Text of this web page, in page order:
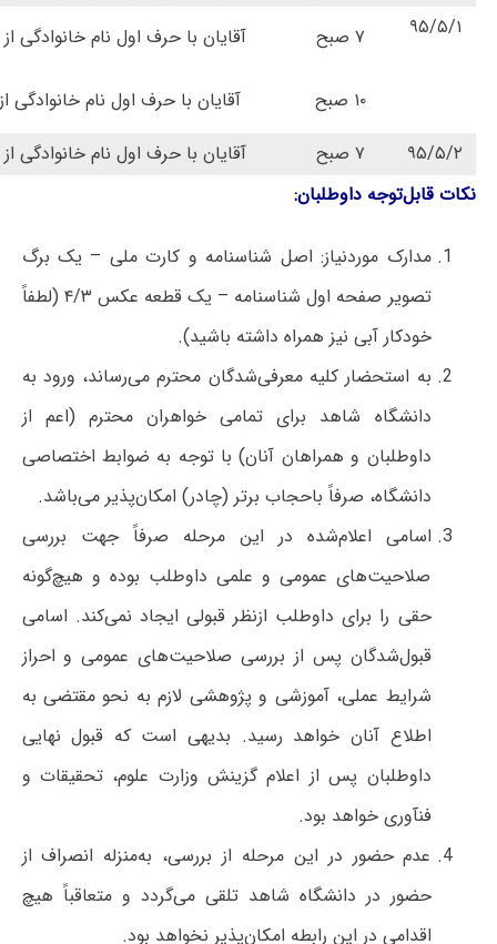
۹۵/۵/۱
۷ صبح آقایان با حرف اول نام خانوادگی
۱۰ صبح
آقایان با حرف اول نام خانوادگی
۹۵/۵/۲
۷ صبح
آقایان با حرف اول نام خانوادگی
نکات قابل‌توجه داوطلبان:
مدارک موردنیاز: اصل شناسنامه و کارت ملی – یک برگ
تصویر صفحه اول شناسنامه – یک قطعه عکس ۴/۳ (لطفاً
خودکار آبی نیز همراه داشته باشید).
به استحضار کلیه معرفی‌شدگان محترم می‌رساند، ورود به
دانشگاه شاهد برای تمامی خواهران محترم (اعم از
داوطلبان و همراهان آنان) با توجه به ضوابط اختصاصی
دانشگاه، صرفاً باحجاب برتر (چادر) امکان‌پذیر می‌باشد.
اسامی اعلام‌شده در این مرحله صرفاً جهت بررسی
صلاحیت‌های عمومی و علمی داوطلب بوده و هیچ‌گونه
حقی را برای داوطلب ازنظر قبولی ایجاد نمی‌کند. اسامی
قبول‌شدگان پس از بررسی صلاحیت‌های عمومی و احراز
شرایط عملی، آموزشی و پژوهشی لازم به نحو مقتضی به
اطلاع آنان خواهد رسید. بدیهی است که قبول نهایی
داوطلبان پس از اعلام گزینش وزارت علوم، تحقیقات و
فنآوری خواهد بود.
عدم حضور در این مرحله از بررسی، به‌منزله انصراف از
حضور در دانشگاه شاهد تلقی می‌گردد و متعاقباً هیچ
اقدامی در این رابطه امکان‌پذیر نخواهد بود.